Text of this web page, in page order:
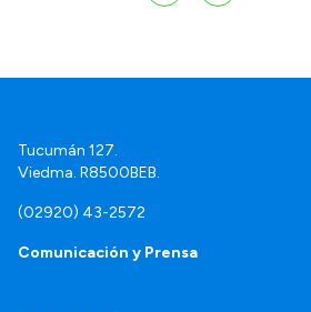
Tucumán 127.
Viedma. R8500BEB.
(02920) 43-2572
Comunicación y Prensa